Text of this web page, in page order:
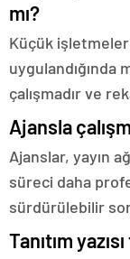
mı?
Küçük işletmeler
çalışmadır ve
Ajansla
Ajanslar, yayın
süreci daha
sürdürülebilir
Tanıtım